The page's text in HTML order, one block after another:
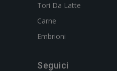
Tori Da Latte
Carne
Embrioni
Seguici